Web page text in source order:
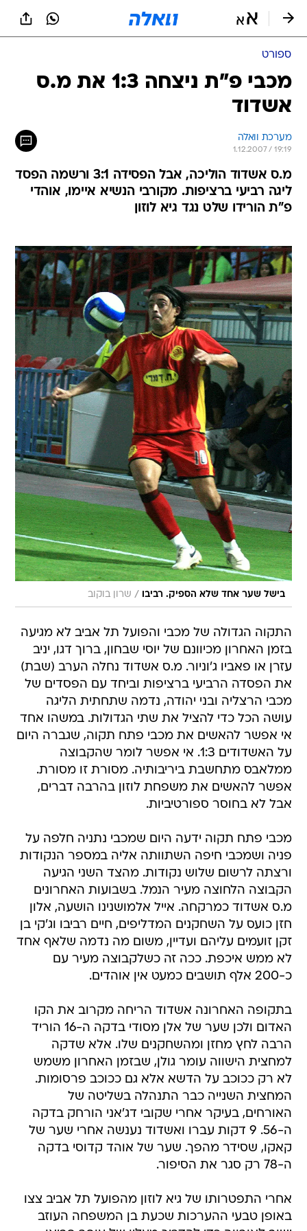
ספורט
מכבי פ"ת ניצחה 1:3 את מ.ס
אשדוד
מערכת וואלה
1.12.2007 / 19:19
מ.ס אשדוד הוליכה, אבל הפסידה 3:1 ורשמה הפסד
ליגה רביעי ברציפות. מקורבי הנשיא איימו, אוהדי
פ"ת הורידו שלט נגד גיא לוזון
בישל שער אחד שלא הספיק. רביבו / שרון בוקוב
התקוה הגדולה של מכבי והפועל תל אביב לא מגיעה
בזמן האחרון מכיוונם של יוסי שבחון, ברוך דגו, יניב
עזרן או פאביו ג'וניור. מ.ס אשדוד נחלה הערב (שבת)
את הפסדה הרביעי ברציפות וביחד עם הפסדים של
מכבי הרצליה ובני יהודה, נדמה שתחתית הליגה
עושה הכל כדי להציל את שתי הגדולות. במשהו אחד
אי אפשר להאשים את מכבי פתח תקוה, שגברה היום
על האשדודים 1:3. אי אפשר לומר שהקבוצה
ממלאבס מתחשבת ביריבותיה. מסורת זו מסורת.
אפשר להאשים את משפחת לוזון בהרבה דברים,
אבל לא בחוסר ספורטיביות.
מכבי פתח תקוה ידעה היום שמכבי נתניה חלפה על
פניה ושמכבי חיפה השתוותה אליה במספר הנקודות
ורצתה לרשום שלוש נקודות. מהצד השני הגיעה
הקבוצה הלחוצה מעיר הנמל. בשבועות האחרונים
מ.ס אשדוד כמרקחה. אייל אלמושנינו הושעה, אלון
חזן כועס על השחקנים המדליפים, חיים רביבו וג'קי בן
זקן זועמים עליהם ועדיין, משום מה נדמה שלאף אחד
לא ממש איכפת. ככה זה כשלקבוצה מעיר עם
כ-200 אלף תושבים כמעט אין אוהדים.
בתקופה האחרונה אשדוד הריחה מקרוב את הקו
האדום ולכן שער של אלן מסודי בדקה ה-16 הוריד
הרבה לחץ מחזן ומהשחקנים שלו. אלא שדקה
למחצית הישווה עומר גולן, שבזמן האחרון משמש
לא רק ככוכב על הדשא אלא גם ככוכב פרסומות.
המחצית השנייה כבר התנהלה בשליטה של
האורחים, בעיקר אחרי שקובי דג'אני הורחק בדקה
ה-56. 9 דקות עברו ואשדוד נענשה אחרי שער של
קאקו, שסידר מהפך. שער של אוהד קדוסי בדקה
ה-78 רק סגר את הסיפור.
אחרי התפטרותו של גיא לוזון מהפועל תל אביב צצו
באופן טבעי ההערכות שכעת בן המשפחה העוזב